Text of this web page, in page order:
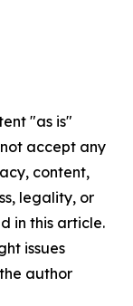
"as is"
accept any
content,
legality, or
in this article.
issues
author